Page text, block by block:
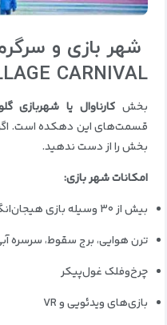
CARNIVAL
بخش کارناوال یا شهربازی
قسمت‌های این دهکده است. اگر
بخش را از دست ندهید.
امکانات شهر بازی:
بیش از ۳۰ وسیله بازی هیجان‌انگیز و خانوادگی
ترن هوایی، برج سقوط، سرسره
چرخ‌وفلک غول‌پیکر
بازی‌های ویدئویی و VR